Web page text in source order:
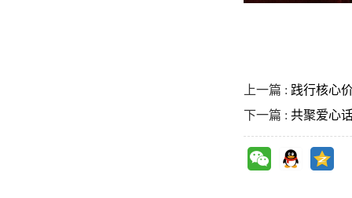
上一篇 : 践行核心
下一篇 : 共聚爱心